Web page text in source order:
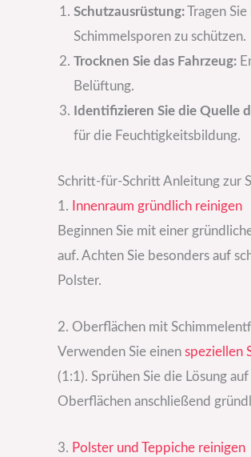
Schutzausrüstung: Tragen
Schimmelsporen zu schützen.
Trocknen Sie das Fahrzeug:
Belüftung.
Identifizieren Sie die Quelle
für die Feuchtigkeitsbildung.
Schritt-für-Schritt Anleitung zur
1.
Innenraum gründlich reinigen
Beginnen Sie mit einer
auf. Achten Sie besonders auf
Polster.
2. Oberflächen mit
Verwenden Sie einen speziellen
(1:1). Sprühen Sie die Lösung
Oberflächen anschließend
3. Polster und Teppiche reinigen